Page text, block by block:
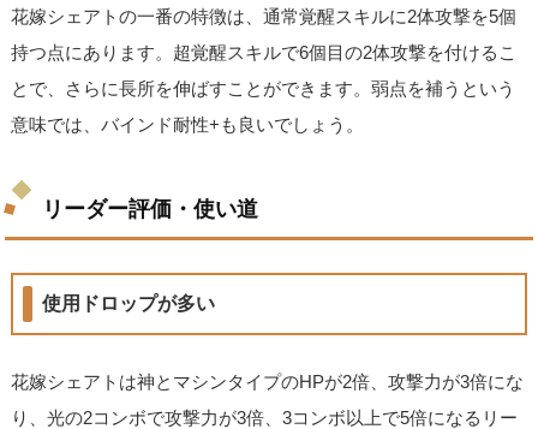
花嫁シェアトの一番の特徴は、通常覚醒スキルに2体攻撃を5個
持つ点にあります。超覚醒スキルで6個目の2体攻撃を付けるこ
とで、さらに長所を伸ばすことができます。弱点を補うという
意味では、バインド耐性+も良いでしょう。
リーダー評価・使い道
使用ドロップが多い
花嫁シェアトは神とマシンタイプのHPが2倍、攻撃力が3倍にな
り、光の2コンボで攻撃力が3倍、3コンボ以上で5倍になるリー